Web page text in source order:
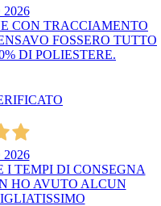
CON TRACCIAMENTO
FOSSERO TUTTO
DI POLIESTERE.
I TEMPI DI CONSEGNA
HO AVUTO ALCUN